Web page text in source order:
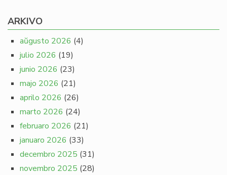
ARKIVO
aŭgusto 2026 (4)
julio 2026 (19)
junio 2026 (23)
majo 2026 (21)
aprilo 2026 (26)
marto 2026 (24)
februaro 2026 (21)
januaro 2026 (33)
decembro 2025 (31)
novembro 2025 (28)